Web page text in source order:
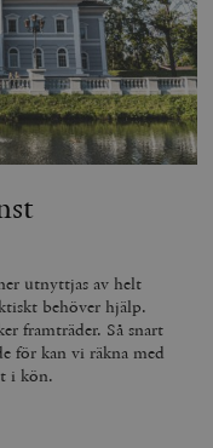
utnyttjas av helt
behöver hjälp.
framträder. Så snart
för kan vi räkna med
i kön.